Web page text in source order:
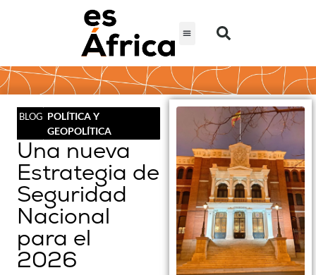
BLOG POLÍTICA Y
GEOPOLÍTICA
Una nueva
Estrategia de
Seguridad
Nacional
para el
2026